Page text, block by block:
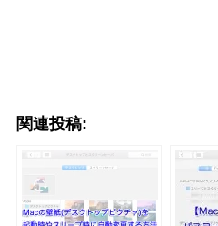
関連投稿: